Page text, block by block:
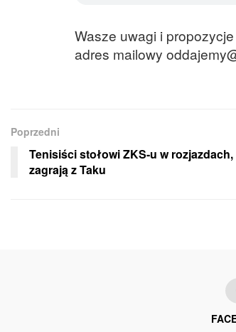
Wasze uwagi i
adres mailowy
Poprzedni
Tenisiści stołowi ZKS-u w
zagrają z Taku